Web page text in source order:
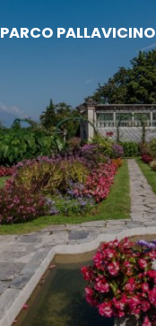
PARCO PALLAVICINO